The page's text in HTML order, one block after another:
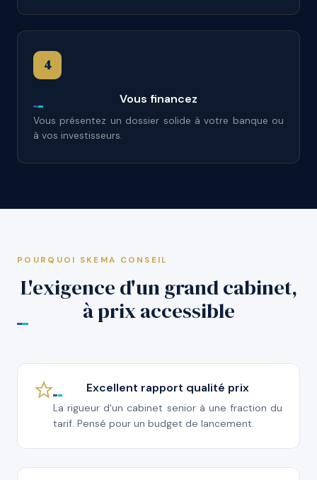
4
Vous financez
Vous présentez un dossier solide à votre banque ou
à vos investisseurs.
POURQUOI SKEMA CONSEIL
L'exigence d'un grand cabinet,
à prix accessible
Excellent rapport qualité prix
La rigueur d'un cabinet senior à une fraction du
tarif. Pensé pour un budget de lancement.